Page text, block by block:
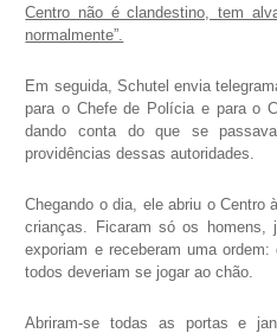
Centro não é clandestino, tem
normalmente”.
Em seguida, Schutel envia
para o Chefe de Polícia e para o
dando conta do que se
providências dessas autoridades.
Chegando o dia, ele abriu o Centro
crianças. Ficaram só os
exporiam e receberam uma
todos deveriam se jogar ao chão.
Abriram-se todas as portas e